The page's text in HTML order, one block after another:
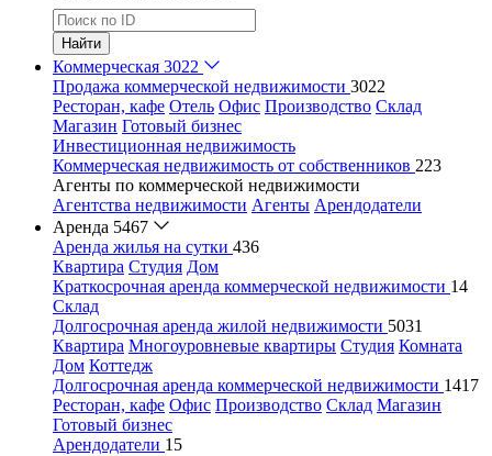
Найти
Коммерческая 3022
Продажа коммерческой недвижимости 3022
Ресторан, кафе Отель Офис Производство Склад
Магазин Готовый бизнес
Инвестиционная недвижимость
Коммерческая недвижимость от собственников 223
Агенты по коммерческой недвижимости
Агентства недвижимости Агенты Арендодатели
Аренда 5467
Аренда жилья на сутки 436
Квартира Студия Дом
Краткосрочная аренда коммерческой недвижимости 14
Склад
Долгосрочная аренда жилой недвижимости 5031
Квартира Многоуровневые квартиры Студия Комната
Дом Коттедж
Долгосрочная аренда коммерческой недвижимости 1417
Ресторан, кафе Офис Производство Склад Магазин
Готовый бизнес
Арендодатели 15